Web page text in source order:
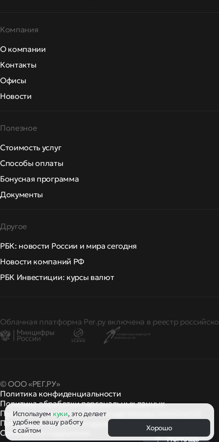
Компания
О компании
Контакты
Офисы
Новости
Полезное
Стоимость услуг
Способы оплаты
Бонусная программа
Документы
Другое
РБК: новости России и мира сегодня
Новости компаний РФ
РБК Инвестиции: курсы валют
Облачная платформа Рег.ру включена в реестр
© ООО «РЕГ.РУ»
Политика конфиденциальности
Политика обработки персональных данных
Правила применения рекомендательных технологий
Правила пользованияи другие
правила и политики
Сообщить о нарушении
Используем куки, это делает
удобнее вашу работу
с сайтом
Хорошо
Помощь